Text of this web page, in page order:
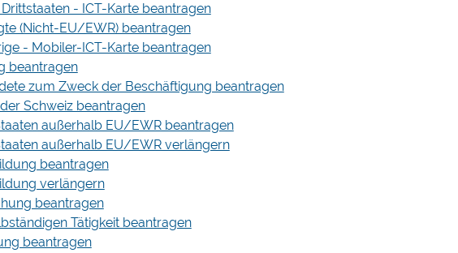
- ICT-Karte beantragen
(Nicht-EU/EWR) beantragen
- Mobiler-ICT-Karte beantragen
beantragen
zum Zweck der Beschäftigung beantragen
Schweiz beantragen
außerhalb EU/EWR beantragen
außerhalb EU/EWR verlängern
beantragen
verlängern
beantragen
Tätigkeit beantragen
beantragen